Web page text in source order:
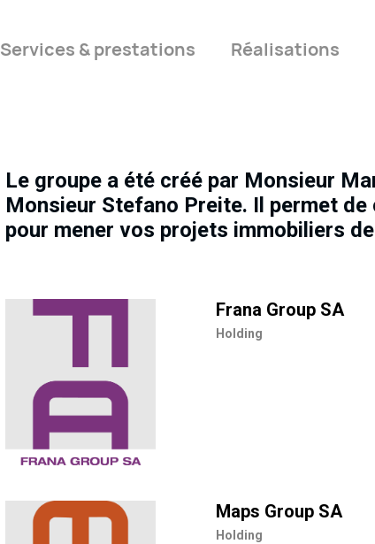
Services & prestations Réalisations
Le groupe a été créé par Monsieur
Monsieur Stefano Preite. Il permet
pour mener vos projets immobiliers
Frana Group SA
Holding
Maps Group SA
Holding